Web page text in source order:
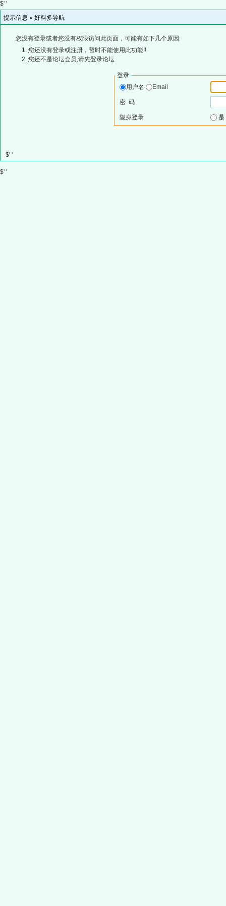
$' '
提示信息 » 好料多导航
您没有登录或者您没有权限访问此页面，可能有如下几个原因:
您还没有登录或注册，暂时不能使用此功能!!
您还不是论坛会员,请先登录论坛
登录
用户名
Email
密 码
隐身登录
$' '
$' '